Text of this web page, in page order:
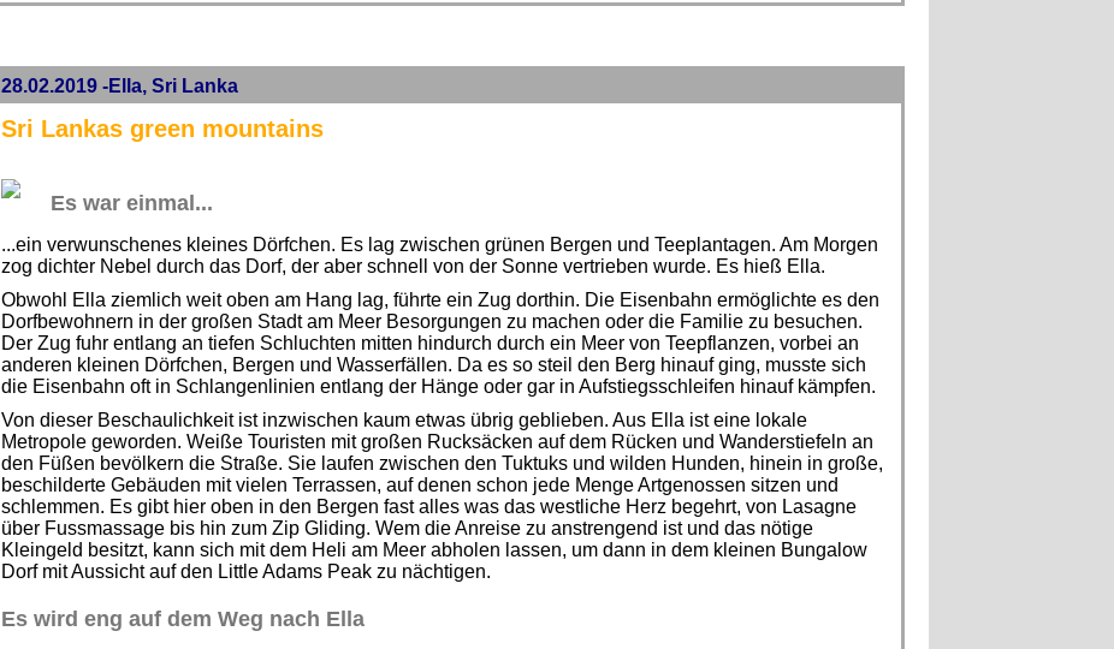
28.02.2019 -Ella, Sri Lanka
Sri Lankas green mountains
Es war einmal...
...ein verwunschenes kleines Dörfchen. Es lag zwischen grünen Bergen und Teeplantagen. Am Morgen
zog dichter Nebel durch das Dorf, der aber schnell von der Sonne vertrieben wurde. Es hieß Ella.
Obwohl Ella ziemlich weit oben am Hang lag, führte ein Zug dorthin. Die Eisenbahn ermöglichte es den
Dorfbewohnern in der großen Stadt am Meer Besorgungen zu machen oder die Familie zu besuchen.
Der Zug fuhr entlang an tiefen Schluchten mitten hindurch durch ein Meer von Teepflanzen, vorbei an
anderen kleinen Dörfchen, Bergen und Wasserfällen. Da es so steil den Berg hinauf ging, musste sich
die Eisenbahn oft in Schlangenlinien entlang der Hänge oder gar in Aufstiegsschleifen hinauf kämpfen.
Von dieser Beschaulichkeit ist inzwischen kaum etwas übrig geblieben. Aus Ella ist eine lokale
Metropole geworden. Weiße Touristen mit großen Rucksäcken auf dem Rücken und Wanderstiefeln an
den Füßen bevölkern die Straße. Sie laufen zwischen den Tuktuks und wilden Hunden, hinein in große,
beschilderte Gebäuden mit vielen Terrassen, auf denen schon jede Menge Artgenossen sitzen und
schlemmen. Es gibt hier oben in den Bergen fast alles was das westliche Herz begehrt, von Lasagne
über Fussmassage bis hin zum Zip Gliding. Wem die Anreise zu anstrengend ist und das nötige
Kleingeld besitzt, kann sich mit dem Heli am Meer abholen lassen, um dann in dem kleinen Bungalow
Dorf mit Aussicht auf den Little Adams Peak zu nächtigen.
Es wird eng auf dem Weg nach Ella